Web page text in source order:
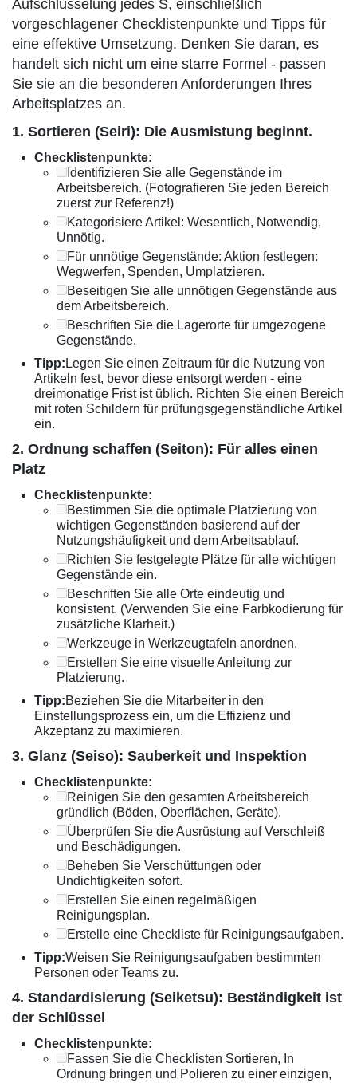
Aufschlüsselung jedes S, einschließlich
vorgeschlagener Checklistenpunkte und Tipps für
eine effektive Umsetzung. Denken Sie daran, es
handelt sich nicht um eine starre Formel - passen
Sie sie an die besonderen Anforderungen Ihres
Arbeitsplatzes an.
1. Sortieren (Seiri): Die Ausmistung beginnt.
Checklistenpunkte:
Identifizieren Sie alle Gegenstände im
Arbeitsbereich. (Fotografieren Sie jeden Bereich
zuerst zur Referenz!)
Kategorisiere Artikel: Wesentlich, Notwendig,
Unnötig.
Für unnötige Gegenstände: Aktion festlegen:
Wegwerfen, Spenden, Umplatzieren.
Beseitigen Sie alle unnötigen Gegenstände aus
dem Arbeitsbereich.
Beschriften Sie die Lagerorte für umgezogene
Gegenstände.
Tipp: Legen Sie einen Zeitraum für die Nutzung von
Artikeln fest, bevor diese entsorgt werden - eine
dreimonatige Frist ist üblich. Richten Sie einen Bereich
mit roten Schildern für prüfungsgegenständliche Artikel
ein.
2. Ordnung schaffen (Seiton): Für alles einen
Platz
Checklistenpunkte:
Bestimmen Sie die optimale Platzierung von
wichtigen Gegenständen basierend auf der
Nutzungshäufigkeit und dem Arbeitsablauf.
Richten Sie festgelegte Plätze für alle wichtigen
Gegenstände ein.
Beschriften Sie alle Orte eindeutig und
konsistent. (Verwenden Sie eine Farbkodierung für
zusätzliche Klarheit.)
Werkzeuge in Werkzeugtafeln anordnen.
Erstellen Sie eine visuelle Anleitung zur
Platzierung.
Tipp:Beziehen Sie die Mitarbeiter in den
Einstellungsprozess ein, um die Effizienz und
Akzeptanz zu maximieren.
3. Glanz (Seiso): Sauberkeit und Inspektion
Checklistenpunkte:
Reinigen Sie den gesamten Arbeitsbereich
gründlich (Böden, Oberflächen, Geräte).
Überprüfen Sie die Ausrüstung auf Verschleiß
und Beschädigungen.
Beheben Sie Verschüttungen oder
Undichtigkeiten sofort.
Erstellen Sie einen regelmäßigen
Reinigungsplan.
Erstelle eine Checkliste für Reinigungsaufgaben.
Tipp:Weisen Sie Reinigungsaufgaben bestimmten
Personen oder Teams zu.
4. Standardisierung (Seiketsu): Beständigkeit ist
der Schlüssel
Checklistenpunkte:
Fassen Sie die Checklisten Sortieren, In
Ordnung bringen und Polieren zu einer einzigen,